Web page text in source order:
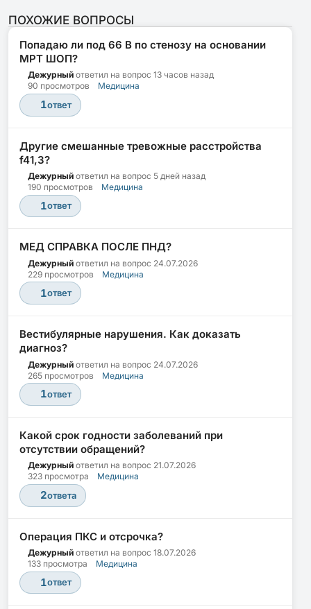
ПОХОЖИЕ ВОПРОСЫ
Попадаю ли под 66 В по стенозу на основании
МРТ ШОП?
Дежурный ответил на вопрос 13 часов назад
90 просмотров
Медицина
1ответ
Другие смешанные тревожные расстройства
f41,3?
Дежурный ответил на вопрос 5 дней назад
190 просмотров
Медицина
1ответ
МЕД СПРАВКА ПОСЛЕ ПНД?
Дежурный ответил на вопрос 24.07.2026
229 просмотров
Медицина
1ответ
Вестибулярные нарушения. Как доказать
диагноз?
Дежурный ответил на вопрос 24.07.2026
265 просмотров
Медицина
1ответ
Какой срок годности заболеваний при
отсутствии обращений?
Дежурный ответил на вопрос 21.07.2026
323 просмотра
Медицина
2ответа
Операция ПКС и отсрочка?
Дежурный ответил на вопрос 18.07.2026
133 просмотра
Медицина
1ответ